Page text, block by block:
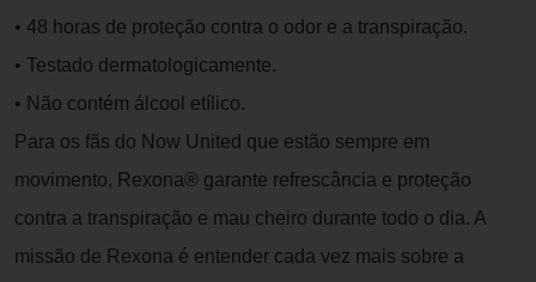
• 48 horas de proteção contra o odor e a transpiração.
• Testado dermatologicamente.
• Não contém álcool etílico.
Para os fãs do Now United que estão sempre em
movimento, Rexona® garante refrescância e proteção
contra a transpiração e mau cheiro durante todo o dia. A
missão de Rexona é entender cada vez mais sobre a